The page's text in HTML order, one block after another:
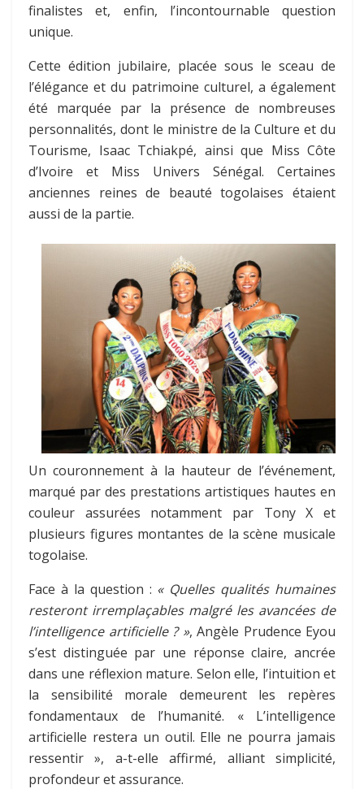
finalistes et, enfin, l’incontournable question
unique.
Cette édition jubilaire, placée sous le sceau de
l’élégance et du patrimoine culturel, a également
été marquée par la présence de nombreuses
personnalités, dont le ministre de la Culture et du
Tourisme, Isaac Tchiakpé, ainsi que Miss Côte
d’Ivoire et Miss Univers Sénégal. Certaines
anciennes reines de beauté togolaises étaient
aussi de la partie.
Un couronnement à la hauteur de l’événement,
marqué par des prestations artistiques hautes en
couleur assurées notamment par Tony X et
plusieurs figures montantes de la scène musicale
togolaise.
Face à la question : « Quelles qualités humaines
resteront irremplaçables malgré les avancées de
l’intelligence artificielle ? », Angèle Prudence Eyou
s’est distinguée par une réponse claire, ancrée
dans une réflexion mature. Selon elle, l’intuition et
la sensibilité morale demeurent les repères
fondamentaux de l’humanité. « L’intelligence
artificielle restera un outil. Elle ne pourra jamais
ressentir », a-t-elle affirmé, alliant simplicité,
profondeur et assurance.